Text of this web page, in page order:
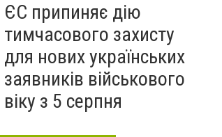
ЄС припиняє дію
тимчасового захисту
для нових українських
заявників військового
віку з 5 серпня